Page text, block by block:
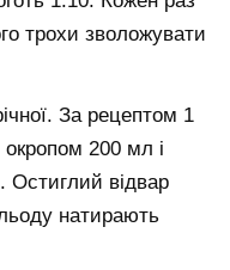
трохи зволожувати
За рецептом 1
200 мл і
Остиглий відвар
натирають